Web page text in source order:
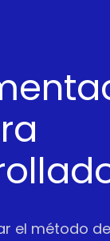
el método